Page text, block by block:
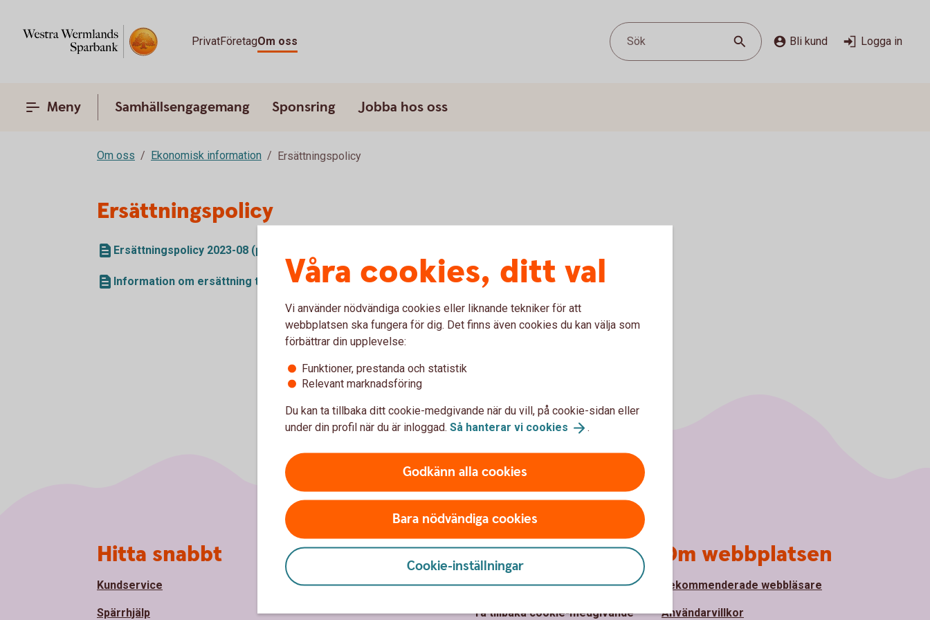
PrivatFöretagOm oss Sök Bli kund Logga in
Meny Samhällsengagemang Sponsring Jobba hos oss
Om oss Ekonomisk information Ersättningspolicy
Ersättningspolicy
Ersättningspolicy 2023-08 (pdf)
Information om ersättning till anställdaVåra cookies, ditt val
Vi använder nödvändiga cookies eller liknande tekniker för att
webbplatsen ska fungera för dig. Det finns även cookies du kan välja som
förbättrar din upplevelse:
Funktioner, prestanda och statistik
Relevant marknadsföring
Du kan ta tillbaka ditt cookie-medgivande när du vill, på cookie-sidan eller
under din profil när du är inloggad. Så hanterar vi cookies .
Godkänn alla cookies
Bara nödvändiga cookies
Cookie-inställningar
Hitta snabbt
Kundservice
Spärrhjälp
Om oss
Om Westra Wermlands
Säkerhet och
integritet
Ta tillbaka cookie-medgivande
Om webbplatsen
Rekommenderade webbläsare
Användarvillkor